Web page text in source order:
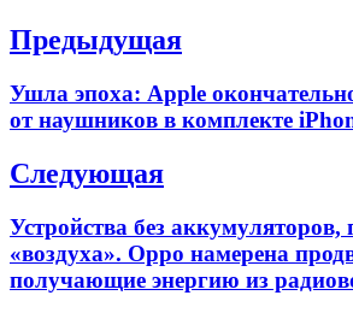
Навигация
записям
Предыдущая
Previous
Ушла эпоха: Apple
от наушников в комплекте
Следующая
Next
Устройства без
«воздуха». Oppo намерена
получающие энергию из